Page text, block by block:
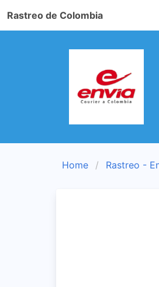
Rastreo de Colombia
Home Rastreo -